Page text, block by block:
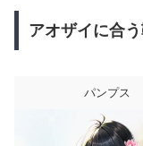
アオザイに合
パンプス